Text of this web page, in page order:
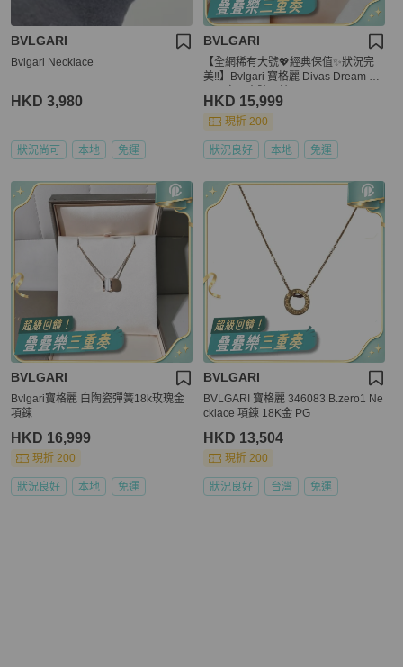
BVLGARI
Bvlgari Necklace
HKD 3,980
狀況尚可 本地 免運
BVLGARI
【全網稀有大號💖經典保值✨狀況完
美‼️】Bvlgari 寶格麗 Divas Dream 白
HKD 15,999
現折 200
狀況良好 本地 免運
BVLGARI
Bvlgari寶格麗 白陶瓷彈簧18k玫瑰金
項鍊
HKD 16,999
現折 200
狀況良好 本地 免運
BVLGARI
BVLGARI 寶格麗 346083 B.zero1 Ne
cklace 項鍊 18K金 PG
HKD 13,504
現折 200
狀況良好 台灣 免運